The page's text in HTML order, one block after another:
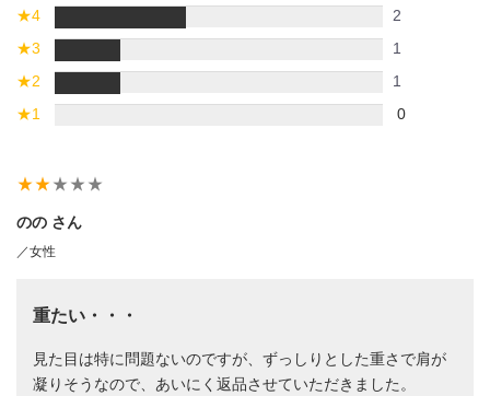
★4
2
★3
1
★2
1
★1 0
star_ratestar_ratestar_rate star_rate star_rate
のの さん
／女性
重たい・・・
見た目は特に問題ないのですが、ずっしりとした重さで肩が
凝りそうなので、あいにく返品させていただきました。